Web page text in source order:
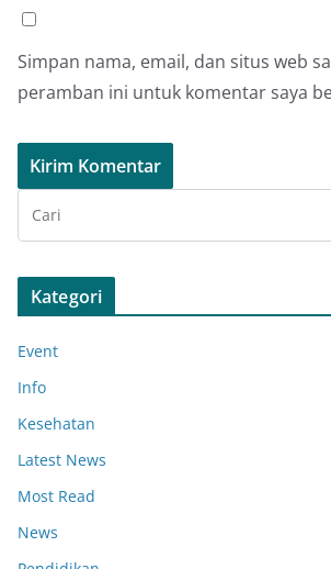
Simpan nama, email, dan situs web
peramban ini untuk komentar saya
Kategori
Event
Info
Kesehatan
Latest News
Most Read
News